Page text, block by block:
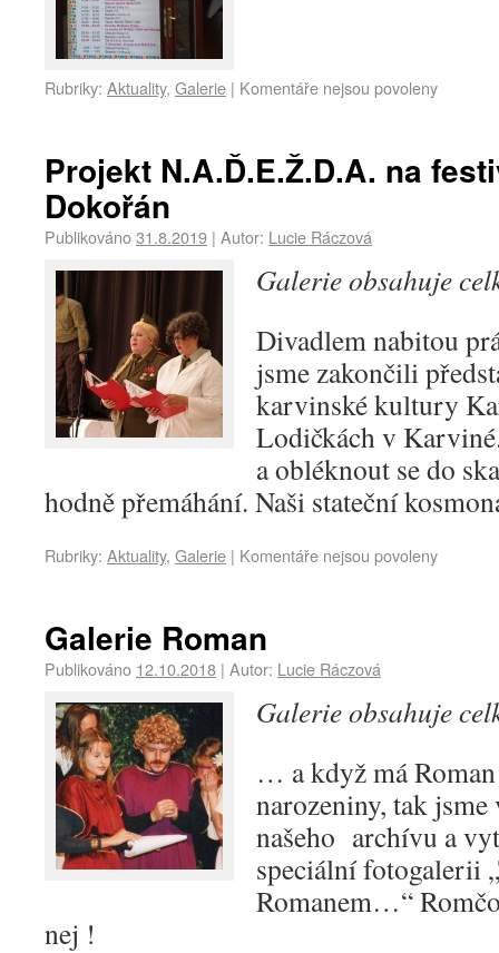
Rubriky: Aktuality, Galerie | Komentáře nejsou povoleny
Projekt N.A.Ď.E.Ž.D.A. na
Dokořán
Publikováno31.8.2019 | Autor: Lucie Ráczová
Galerie obsahuje
Divadlem nabitou
jsme zakončili
karvinské kultury
Lodičkách v
a obléknout se do
hodně přemáhání. Naši stateční
Rubriky: Aktuality, Galerie | Komentáře nejsou povoleny
Galerie Roman
Publikováno 12.10.2018 | Autor: Lucie Ráczová
Galerie obsahuje
… a když má
narozeniny, tak
našeho archívu a
speciální fotogalerii
Romanem…“
nej !